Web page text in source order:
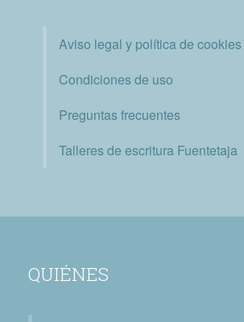
Aviso legal y política de cookies
Condiciones de uso
Preguntas frecuentes
Talleres de escritura Fuentetaja
QUIÉNES